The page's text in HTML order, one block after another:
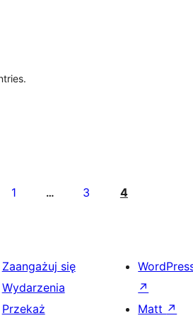
1 … 3 4
Zaangażuj się
Wydarzenia
Przekaż
↗
Matt ↗